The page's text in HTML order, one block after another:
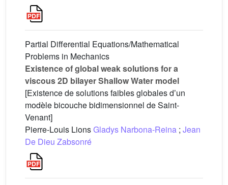
Partial Differential Equations/Mathematical
Problems in Mechanics
Existence of global weak solutions for a
viscous 2D bilayer Shallow Water model
[Existence de solutions faibles globales dʼun
modèle bicouche bidimensionnel de Saint-
Venant]
Pierre-Louis LionsGladys Narbona-Reina ; Jean
De Dieu Zabsonré